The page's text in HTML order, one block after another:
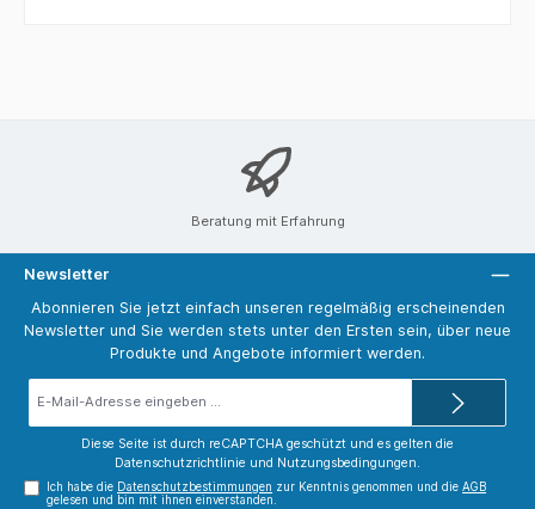
Beratung mit Erfahrung
Newsletter
Abonnieren Sie jetzt einfach unseren regelmäßig erscheinenden
Newsletter und Sie werden stets unter den Ersten sein, über neue
Produkte und Angebote informiert werden.
Diese Seite ist durch reCAPTCHA geschützt und es gelten die
Datenschutzrichtlinie und Nutzungsbedingungen.
Ich habe die Datenschutzbestimmungen zur Kenntnis genommen und dieAGB
gelesen und bin mit ihnen einverstanden.